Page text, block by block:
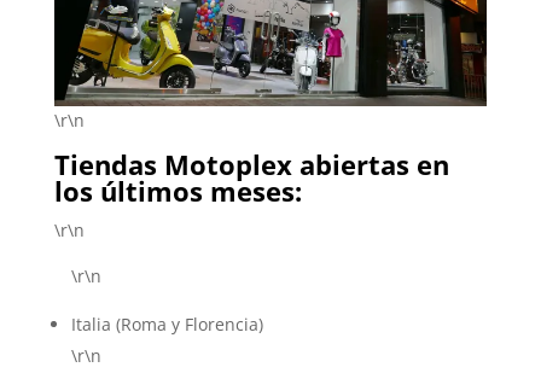
\r\n
Tiendas Motoplex abiertas en
los últimos meses:
\r\n
\r\n
Italia (Roma y Florencia)
\r\n